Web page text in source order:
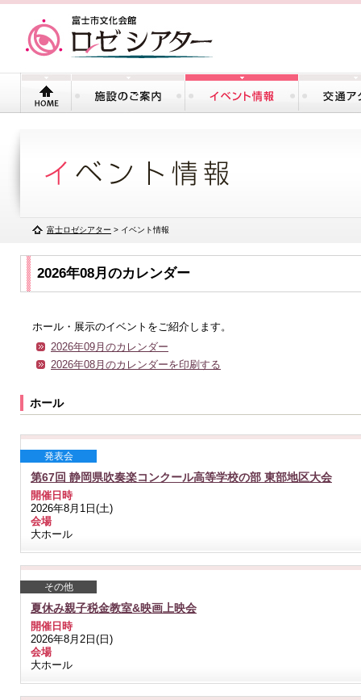
富士ロゼシアター > イベント情報
2026年08月のカレンダー
ホール・展示のイベントをご紹介します。
2026年09月のカレンダー
2026年08月のカレンダーを印刷する
ホール
発表会
第67回 静岡県吹奏楽コンクール高等学校の部 東部地区大会
開催日時
2026年8月1日(土)
会場
大ホール
その他
夏休み親子税金教室&映画上映会
開催日時
2026年8月2日(日)
会場
大ホール